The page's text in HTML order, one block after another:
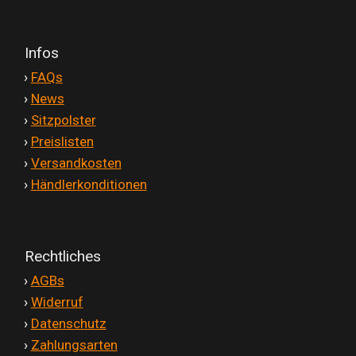
Infos
› FAQs
› News
› Sitzpolster
› Preislisten
› Versandkosten
› Händlerkonditionen
Rechtliches
› AGBs
› Widerruf
› Datenschutz
› Zahlungsarten